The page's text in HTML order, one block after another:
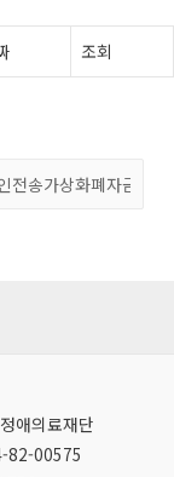
조회
애의료재단
82-00575